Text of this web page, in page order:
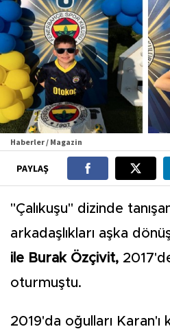
Haberler / Magazin
PAYLAŞ
"Çalıkuşu" dizinde
arkadaşlıkları aşka
ile Burak Özçivit,
oturmuştu.
2019'da oğulları Karan'ı